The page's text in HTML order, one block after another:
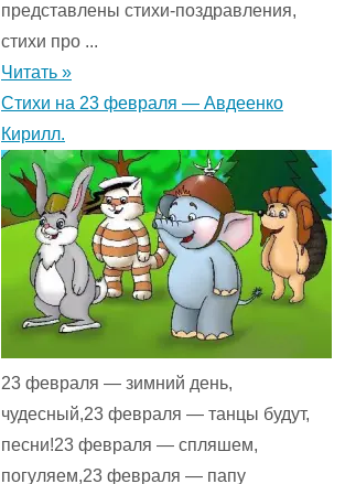
представлены стихи-поздравления,
стихи про ...
Читать »
Стихи на 23 февраля — Авдеенко
Кирилл.
23 февраля — зимний день,
чудесный,23 февраля — танцы будут,
песни!23 февраля — спляшем,
погуляем,23 февраля — папу